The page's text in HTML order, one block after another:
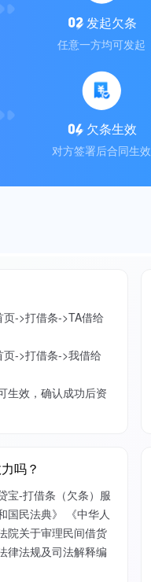
发起欠条
任意一方均可发起
欠条生效
对方签署后合同生效
->打借条->TA借给
->打借条->我借给
生效，确认成功后资
吗？
宝-打借条（欠条）服
国民法典》 《中华人
院关于审理民间借货
律法规及司法解释编